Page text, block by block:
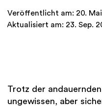
Veröffentlicht am: 20.
Aktualisiert am: 23. Sep.
Trotz der
ungewissen, aber